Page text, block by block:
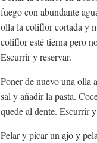
fuego con abundante
olla la coliflor cortada y
coliflor esté tierna pero
Escurrir y reservar.
Poner de nuevo una olla
sal y añadir la pasta.
quede al dente. Escurrir
Pelar y picar un ajo y